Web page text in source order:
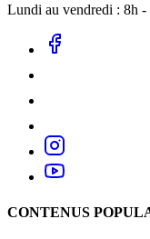
Lundi au vendredi : 8h -
CONTENUS